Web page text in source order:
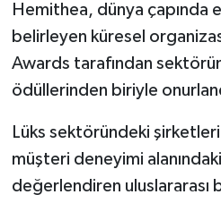
Hemithea, dünya çapında
belirleyen küresel
Awards tarafından
ödüllerinden biriyle
Lüks sektöründeki
müşteri deneyimi
değerlendiren uluslararası